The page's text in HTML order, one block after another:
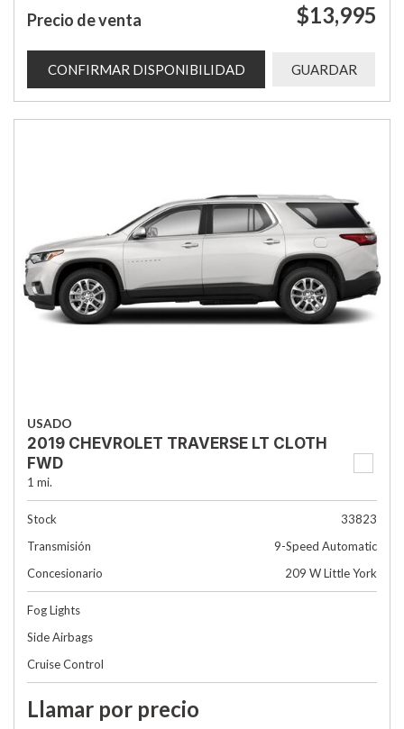
Precio de venta $13,995
CONFIRMAR DISPONIBILIDAD GUARDAR
USADO
2019 CHEVROLET TRAVERSE LT CLOTH
FWD
1 mi.
Stock
33823
Transmisión
9-Speed Automatic
Concesionario
209 W Little York
Fog Lights
Side Airbags
Cruise Control
Llamar por precio